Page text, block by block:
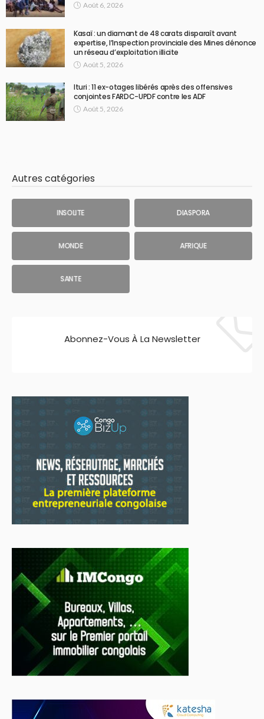
Août 6, 2026
Kasaï : un diamant de 48 carats disparaît avant
expertise, l’Inspection provinciale des Mines dénonce
un réseau d’exploitation illicite
Août 5, 2026
Ituri : 11 ex-otages libérés après des offensives
conjointes FARDC-UPDF contre les ADF
Août 5, 2026
Autres catégories
INSOLITE DIASPORA
MONDE AFRIQUE
SANTE
Abonnez-Vous À La Newsletter